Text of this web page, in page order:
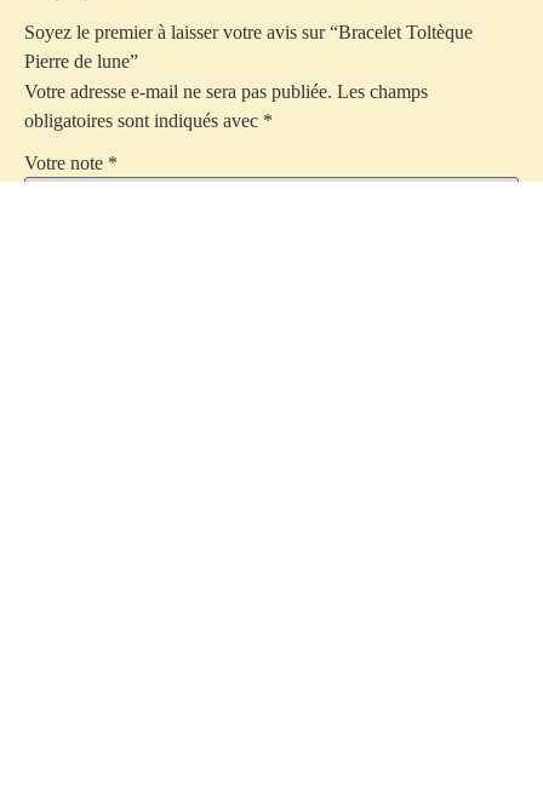
Soyez le premier à laisser votre avis sur “Bracelet Toltèque
Pierre de lune”
Votre adresse e-mail ne sera pas publiée. Les champs
obligatoires sont indiqués avec *
Votre note *